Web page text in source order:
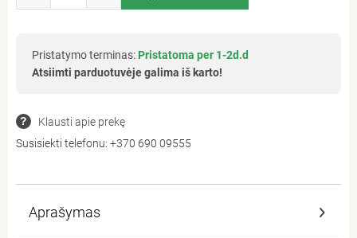
Pristatymo terminas: Pristatoma per 1-2d.d
Atsiimti parduotuvėje galima iš karto!
Klausti apie prekę
Susisiekti telefonu: +370 690 09555
Aprašymas